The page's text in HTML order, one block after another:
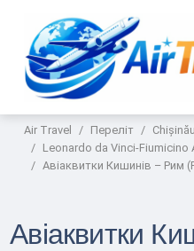
Air Travel Переліт
Leonardo da Vinci-Fiumicino
Авіаквитки Кишинів – Рим
Авіаквитки